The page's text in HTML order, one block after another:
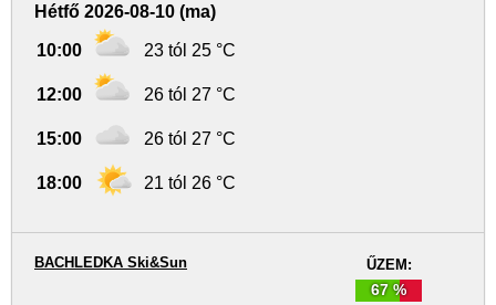
Hétfő 2026-08-10 (ma)
10:00 23 tól 25 °C
12:00 26 tól 27 °C
15:00 26 tól 27 °C
18:00 21 tól 26 °C
ŰZEM:
67 %
BACHLEDKA Ski&Sun